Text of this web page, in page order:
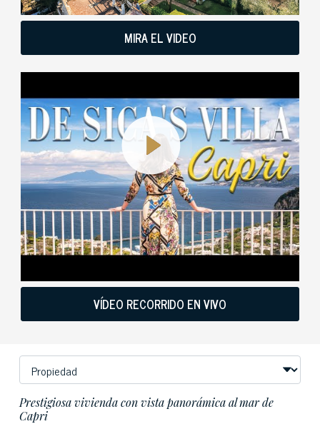
MIRA EL VIDEO
VÍDEO RECORRIDO EN VIVO
Prestigiosa vivienda con vista panorámica al mar de
Capri